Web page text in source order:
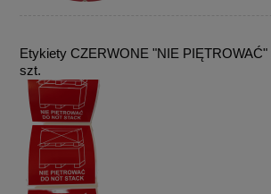
Etykiety CZERWONE "NIE
szt.